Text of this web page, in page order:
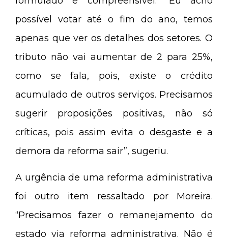
possível votar até o fim do ano, temos
apenas que ver os detalhes dos setores. O
tributo não vai aumentar de 2 para 25%,
como se fala, pois, existe o crédito
acumulado de outros serviços. Precisamos
sugerir proposições positivas, não só
críticas, pois assim evita o desgaste e a
demora da reforma sair”, sugeriu.
A urgência de uma reforma administrativa
foi outro item ressaltado por Moreira.
“Precisamos fazer o remanejamento do
estado via reforma administrativa. Não é